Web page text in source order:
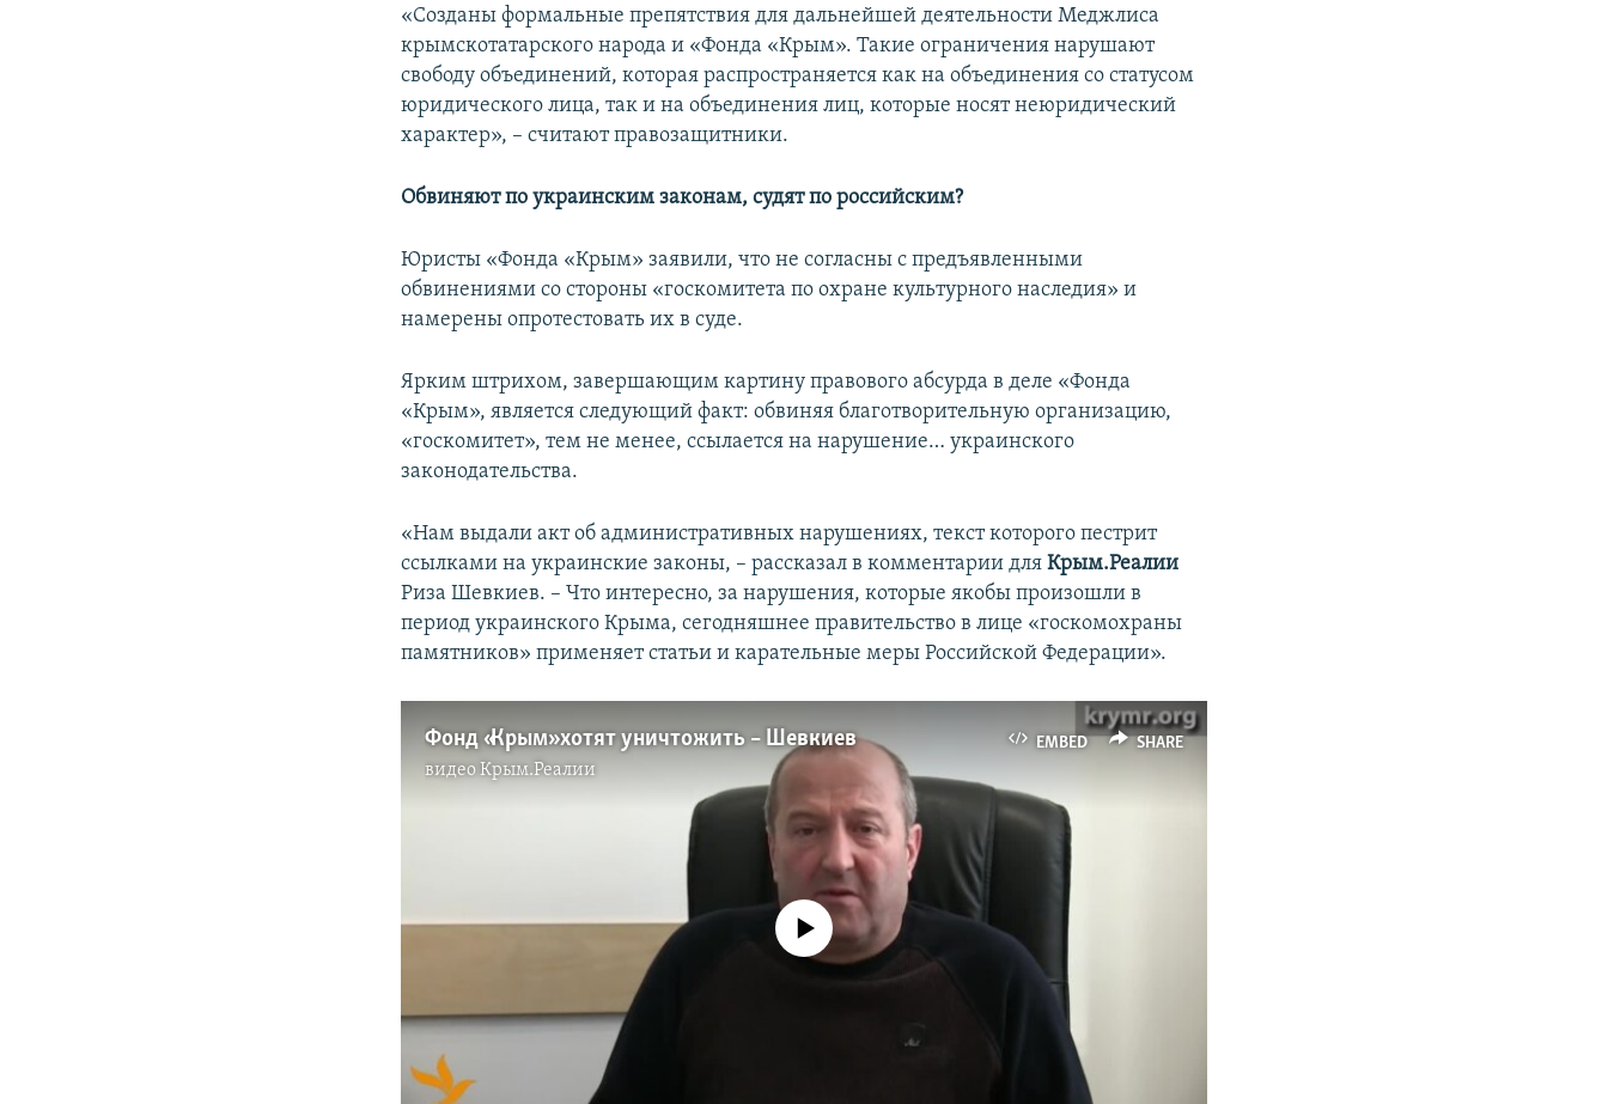
«Созданы формальные препятствия для дальнейшей деятельности Меджлиса
крымскотатарского народа и «Фонда «Крым». Такие ограничения нарушают
свободу объединений, которая распространяется как на объединения со статусом
юридического лица, так и на объединения лиц, которые носят неюридический
характер», – считают правозащитники.
Обвиняют по украинским законам, судят по российским?
Юристы «Фонда «Крым» заявили, что не согласны с предъявленными
обвинениями со стороны «госкомитета по охране культурного наследия» и
намерены опротестовать их в суде.
Ярким штрихом, завершающим картину правового абсурда в деле «Фонда
«Крым», является следующий факт: обвиняя благотворительную организацию,
«госкомитет», тем не менее, ссылается на нарушение… украинского
законодательства.
«Нам выдали акт об административных нарушениях, текст которого пестрит
ссылками на украинские законы, – рассказал в комментарии дляКрым.Реалии
Риза Шевкиев. – Что интересно, за нарушения, которые якобы произошли в
период украинского Крыма, сегодняшнее правительство в лице «госкомохраны
памятников» применяет статьи и карательные меры Российской Федерации».
EMBED SHARE
Фонд «Крым» хотят уничтожить – Шевкиев
видеоКрым.Реалии
No media source currently available